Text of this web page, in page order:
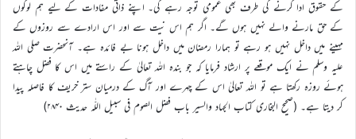
کے حقوق ادا کرنے کی طرف بھی عمومی توجہ رہے گی۔ اپنے ذاتی مفادات کے لیے ہم لوگوں
کے حق مارنے والے نہیں ہوں گے۔ اگر ہم اس نیت سے اور اس ارادے سے روزوں کے
مہینے میں داخل نہیں ہو رہے تو ہمارا رمضان میں داخل ہونا بے فائدہ ہے۔ آنحضرت صلی اللہ
علیہ وسلم نے ایک موقعے پر ارشاد فرمایا کہ جو بندہ اللہ تعالیٰ کے راستے میں اس کا فضل چاہتے
ہوئے روزہ رکھتا ہے تو اللہ تعالیٰ اس کے چہرے اور آگ کے درمیان ستر خریف کا فاصلہ پیدا
کر دیتا ہے۔ (صحیح البخاری کتاب الجہاد والسیر باب فضل الصوم فی سبیل اللّٰہ حدیث ۲۸۴۰)